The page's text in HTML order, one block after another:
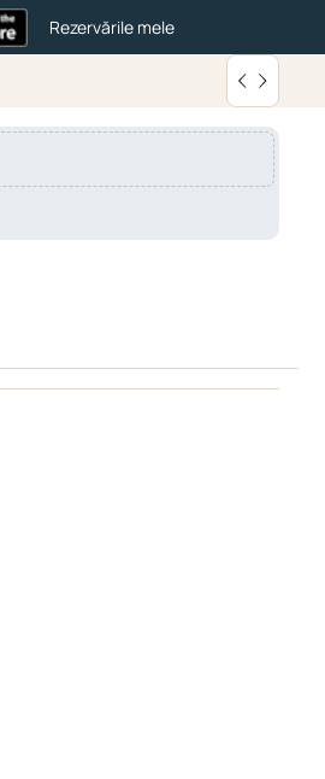
Rezervările mele